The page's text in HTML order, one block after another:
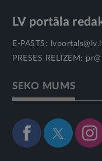
LV portāla
E-PASTS:
PRESES RELĪZĒM:
SEKO MUMS